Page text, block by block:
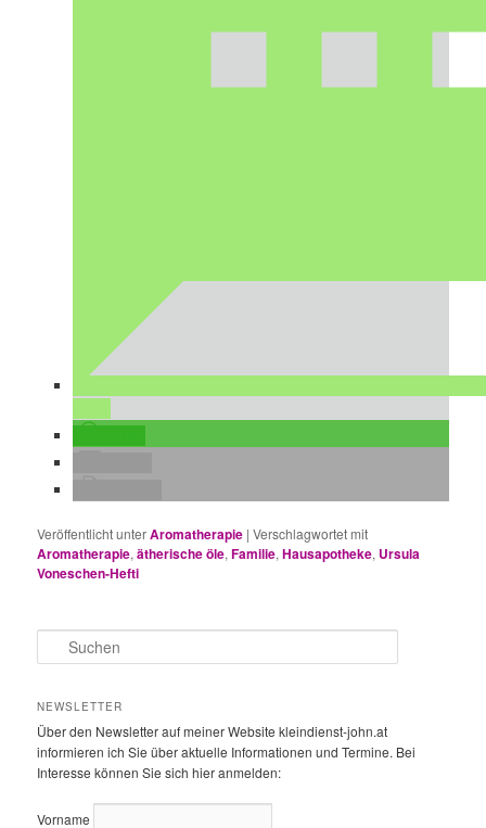
Veröffentlicht unterAromatherapie |Verschlagwortet mit
Aromatherapie,ätherische öle,Familie,Hausapotheke, Ursula
Voneschen-Hefti
u
h
e
n
NEWSLETTER
Über den Newsletter auf meiner Website kleindienst-john.at
informieren ich Sie über aktuelle Informationen und Termine. Bei
Interesse können Sie sich hier anmelden:
Vorname